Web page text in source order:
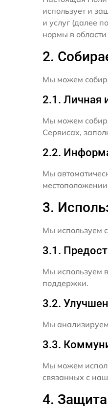
использует и
и услуг (далее
нормы в
2.
Мы можем
2.1. Личная
Мы можем
Сервисах,
2.2.
Мы
3.
Мы используем
3.1.
Мы используем
поддержки.
3.2.
Мы
3.3.
Мы можем
связанных с
4.